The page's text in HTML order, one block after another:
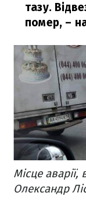
тазу.
помер, –
Місце аварії,
Олександр